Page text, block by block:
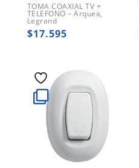
TOMA COAXIAL TV +
TELEFONO – Arquea,
Legrand
$17.595